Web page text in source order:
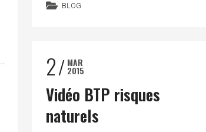
BLOG
2 MAR
2015
Vidéo BTP risques
naturels